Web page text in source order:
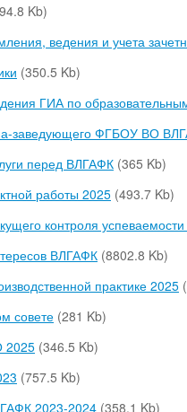
Kb)
ведения и учета
(350.5 Kb)
ГИА по
заведующего ФГБОУ ВО
перед ВЛГАФК (365 Kb)
работы 2025 (493.7 Kb)
контроля
ВЛГАФК (8802.8 Kb)
практике 2025
совете (281 Kb)
2025 (346.5 Kb)
(757.5 Kb)
2023-2024 (358.1 Kb)